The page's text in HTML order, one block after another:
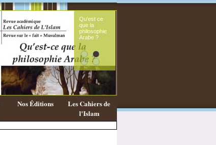
Qu'est ce
que la
philosophie
Arabe ?
Nos Éditions
Les Cahiers de
l'Islam